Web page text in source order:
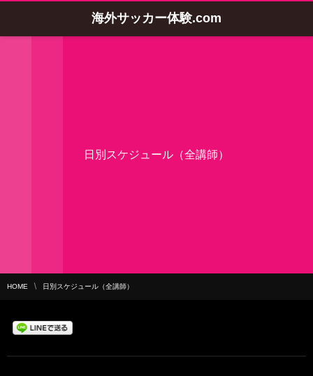
海外サッカー体験.com
日別スケジュール（全講師）
HOME 日別スケジュール（全講師）